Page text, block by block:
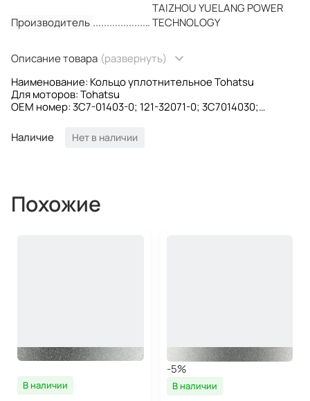
Производитель
TAIZHOU YUELANG POWER
TECHNOLOGY
Описание товара (развернуть)
Наименование: Кольцо уплотнительное Tohatsu
Для моторов: Tohatsu
OEM номер: 3C7-01403-0; 121-32071-0; 3C7014030;
Производитель: YUELANG
Наличие Нет в наличии
Похожие
В наличии
-5%
В наличии